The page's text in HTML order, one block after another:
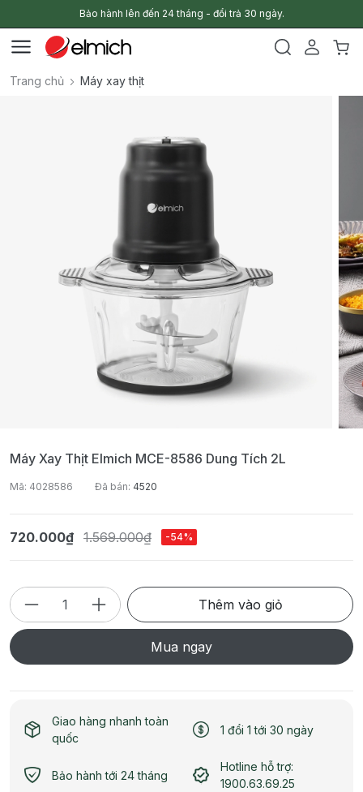
Bảo hành lên đến 24 tháng - đổi trả 30 ngày.
Trang chủ Máy xay thịt
Máy Xay Thịt Elmich MCE-8586 Dung Tích 2L
Mã: 4028586 Đã bán: 4520
720.000₫ 1.569.000₫ -54%
Thêm vào giỏ
Mua ngay
Giao hàng nhanh toàn
quốc
1 đổi 1 tới 30 ngày
Bảo hành tới 24 tháng
Hotline hỗ trợ:
1900.63.69.25